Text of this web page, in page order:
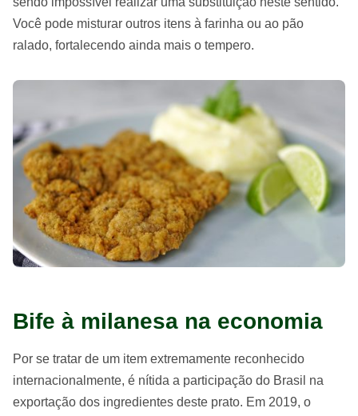
Você pode misturar outros itens à farinha ou ao pão
ralado, fortalecendo ainda mais o tempero.
Bife à milanesa na economia
Por se tratar de um item extremamente reconhecido
internacionalmente, é nítida a participação do Brasil na
exportação dos ingredientes deste prato. Em 2019, o